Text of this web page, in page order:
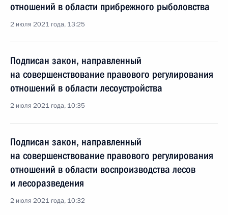
отношений в области прибрежного рыболовства
2 июля 2021 года, 13:25
Подписан закон, направленный
на совершенствование правового регулирования
отношений в области лесоустройства
2 июля 2021 года, 10:35
Подписан закон, направленный
на совершенствование правового регулирования
отношений в области воспроизводства лесов
и лесоразведения
2 июля 2021 года, 10:32